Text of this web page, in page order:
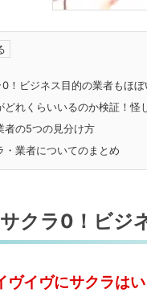
！ビジネス目的の業者もほ
どれくらいいるのか検証！怪
者の5つの見分け方
・業者についてのまとめ
クラ0！ビジ
ヴイヴにサクラはい